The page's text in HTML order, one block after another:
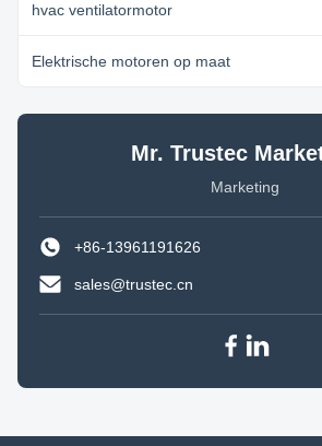
hvac ventilatormotor
Elektrische motoren op maat
Mr. Trustec
Marketing
+86-13961191626
sales@trustec.cn